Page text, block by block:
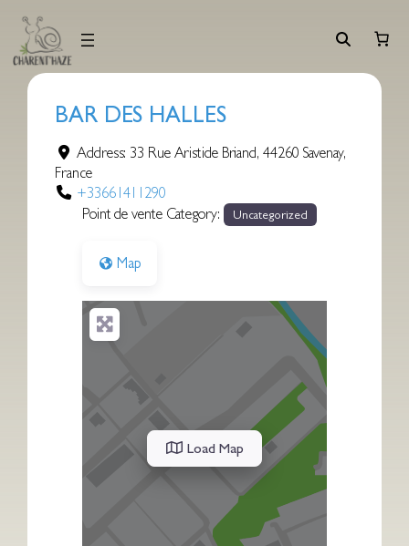
contenu
BAR DES HALLES
Address: 33 Rue Aristide Briand, 44260 Savenay,
France
+33661411290
Point de vente Category:
Uncategorized
Map
Load Map